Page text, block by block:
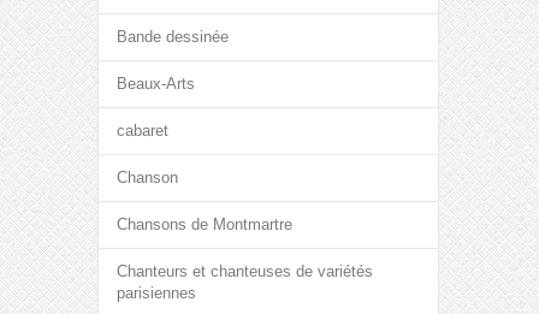
Bande dessinée
Beaux-Arts
cabaret
Chanson
Chansons de Montmartre
Chanteurs et chanteuses de variétés
parisiennes